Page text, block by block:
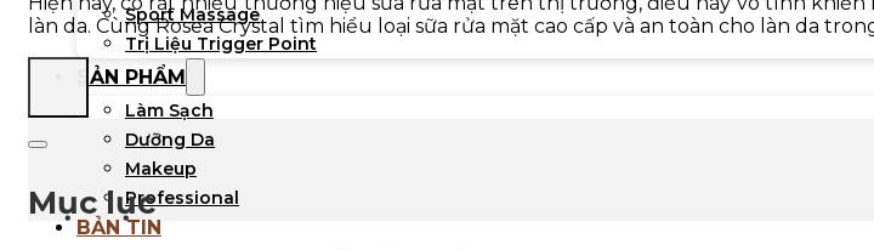
Sport Massage
Trị Liệu Trigger Point
SẢN PHẨM
Làm Sạch
Dưỡng Da
Makeup
Professional
BẢN TIN
làn da. Cùng Rosea Crystal tìm hiểu loại sữa rửa mặt cao cấp và an toàn cho làn da
Mục lục